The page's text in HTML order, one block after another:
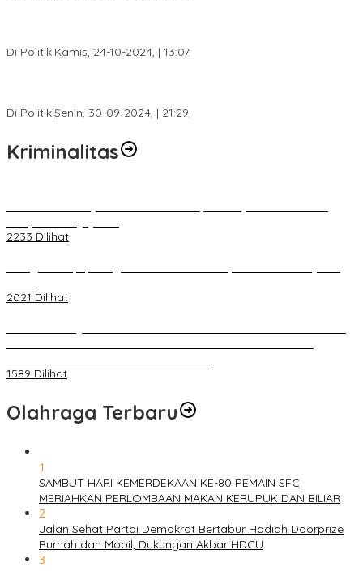
Di Politik|Kamis, 24-10-2024, | 13:07,
Di Politik|Senin, 30-09-2024, | 21:29,
Kriminalitas
2233 Dilihat
2021 Dilihat
1589 Dilihat
Olahraga Terbaru
1
SAMBUT HARI KEMERDEKAAN KE-80 PEMAIN SFC
MERIAHKAN PERLOMBAAN MAKAN KERUPUK DAN BILIAR
2
Jalan Sehat Partai Demokrat Bertabur Hadiah Doorprize
Rumah dan Mobil, Dukungan Akbar HDCU
3